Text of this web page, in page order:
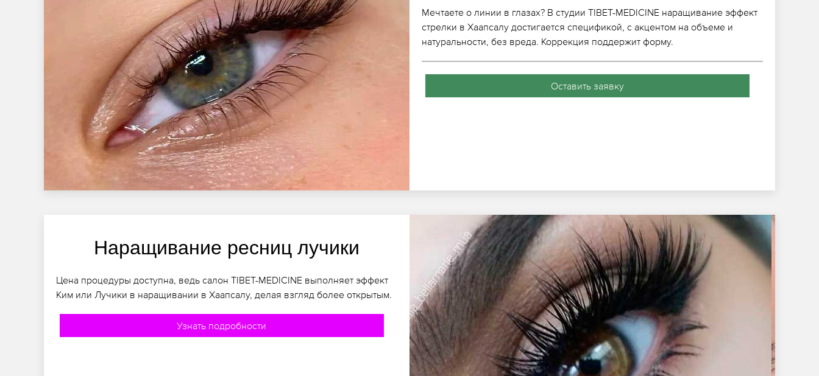
Мечтаете о линии в глазах? В студии TIBET-MEDICINE наращивание эффект
стрелки в Хаапсалу достигается спецификой, с акцентом на объеме и
натуральности, без вреда. Коррекция поддержит форму.
Оставить заявку
Наращивание ресниц лучики
Цена процедуры доступна, ведь салон TIBET-MEDICINE выполняет эффект
Ким или Лучики в наращивании в Хаапсалу, делая взгляд более открытым.
Узнать подробности